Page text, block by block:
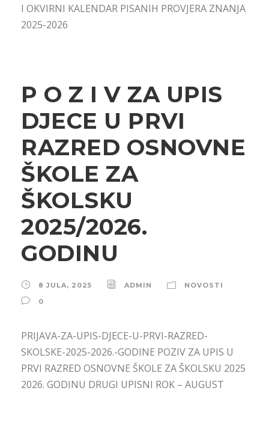
I OKVIRNI KALENDAR PISANIH PROVJERA ZNANJA
2025-2026
P O Z I V ZA UPIS
DJECE U PRVI
RAZRED OSNOVNE
ŠKOLE ZA
ŠKOLSKU
2025/2026.
GODINU
8 JULA, 2025 ADMIN
NOVOSTI
0
PRIJAVA-ZA-UPIS-DJECE-U-PRVI-RAZRED-
SKOLSKE-2025-2026.-GODINE POZIV ZA UPIS U
PRVI RAZRED OSNOVNE ŠKOLE ZA ŠKOLSKU 2025
2026. GODINU DRUGI UPISNI ROK – AUGUST